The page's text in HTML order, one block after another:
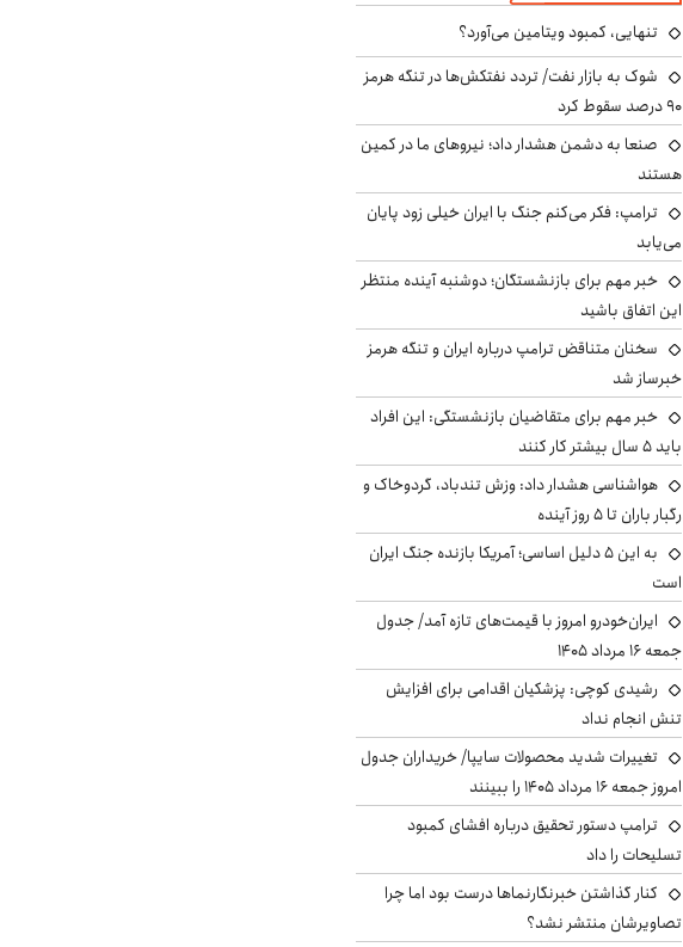
تنهایی، کمبود ویتامین می‌آورد؟
شوک به بازار نفت/ تردد نفتکش‌ها در تنگه هرمز
۹۰ درصد سقوط کرد
صنعا به دشمن هشدار داد؛ نیروهای ما در کمین
هستند
ترامپ: فکر می‌کنم جنگ با ایران خیلی زود پایان
می‌یابد
خبر مهم برای بازنشستگان؛ دوشنبه آینده منتظر
این اتفاق باشید
سخنان متناقض ترامپ درباره ایران و تنگه هرمز
خبرساز شد
خبر مهم برای متقاضیان بازنشستگی: این افراد
باید ۵ سال بیشتر کار کنند
هواشناسی هشدار داد: وزش تندباد، گردوخاک و
رگبار باران تا ۵ روز آینده
به این ۵ دلیل اساسی؛ آمریکا بازنده جنگ ایران
است
ایران‌خودرو امروز با قیمت‌های تازه آمد/ جدول
جمعه ۱۶ مرداد ۱۴۰۵
رشیدی کوچی: پزشکیان اقدامی برای افزایش
تنش انجام نداد
تغییرات شدید محصولات سایپا/ خریداران جدول
امروز جمعه ۱۶ مرداد ۱۴۰۵ را ببینند
ترامپ دستور تحقیق درباره افشای کمبود
تسلیحات را داد
کنار گذاشتن خبرنگارنماها درست بود اما چرا
تصاویرشان منتشر نشد؟